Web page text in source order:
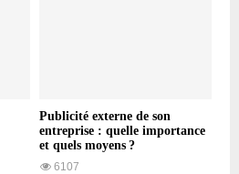
Publicité externe de son
entreprise : quelle importance
et quels moyens ?
6107